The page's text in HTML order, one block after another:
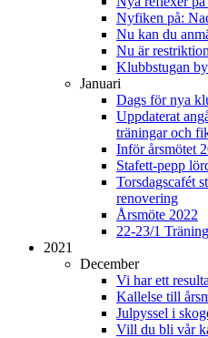
Nyfiken på:
Nu kan du
Nu är
Klubbstugan
Januari
Dags för nya
Uppdaterat
träningar och
Inför årsmötet
Stafett-pepp
Torsdagscafét
renovering
Årsmöte 2022
22-23/1
2021
December
Vi har ett
Kallelse till
Julpyssel i
Vill du bli vår